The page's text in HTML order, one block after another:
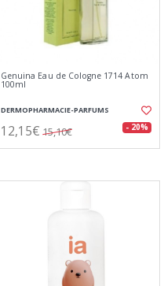
Genuina Eau de Cologne 1714 Atom
100ml
DERMOPHARMACIE-PARFUMS
12,15€ 15,10€ - 20%